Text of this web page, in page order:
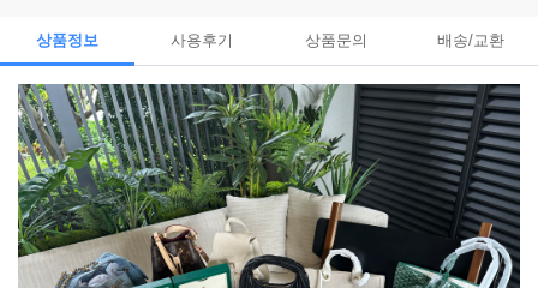
상품정보 사용후기 상품문의 배송/교환